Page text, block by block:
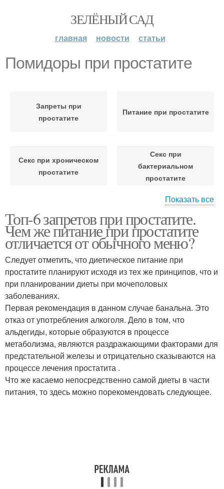
ЗЕЛЁНЫЙ САД
главная новости статьи
Помидоры при простатите
Запреты при
простатите
Питание при простатите
Секс при хроническом
простатите
Секс при
бактериальном
простатите
Яблоки при простатите Жизнь при простатите
Диета при простатите Хронический простатит
Показать все
Топ-6 запретов при простатите.
Чем же питание при простатите
отличается от обычного меню?
Следует отметить, что диетическое питание при
простатите планируют исходя из тех же принципов, что и
при планировании диеты при мочеполовых
заболеваниях.
Первая рекомендация в данном случае банальна. Это
отказ от употребления алкоголя. Дело в том, что
альдегиды, которые образуются в процессе
метаболизма, являются раздражающими факторами для
предстательной железы и отрицательно сказываются на
процессе лечения простатита .
Что же касаемо непосредственно самой диеты в части
питания, то здесь можно порекомендовать следующее.